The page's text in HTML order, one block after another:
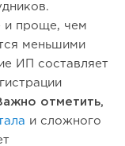
и проще, чем
меньшими
ИП составляет
отметить,
и сложного